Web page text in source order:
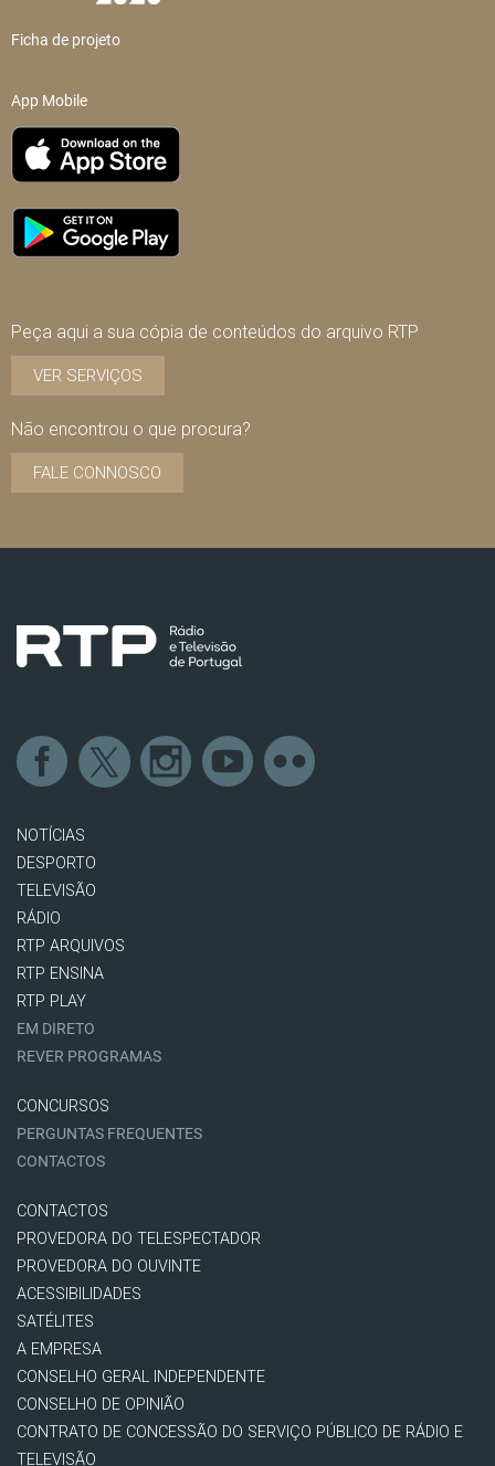
Ficha de projeto
App Mobile
Peça aqui a sua cópia de conteúdos do arquivo RTP
VER SERVIÇOS
Não encontrou o que procura?
FALE CONNOSCO
NOTÍCIAS
DESPORTO
TELEVISÃO
RÁDIO
RTP ARQUIVOS
RTP ENSINA
RTP PLAY
EM DIRETO
REVER PROGRAMAS
CONCURSOS
PERGUNTAS FREQUENTES
CONTACTOS
CONTACTOS
PROVEDORA DO TELESPECTADOR
PROVEDORA DO OUVINTE
ACESSIBILIDADES
SATÉLITES
A EMPRESA
CONSELHO GERAL INDEPENDENTE
CONSELHO DE OPINIÃO
CONTRATO DE CONCESSÃO DO SERVIÇO PÚBLICO DE RÁDIO E
TELEVISÃO